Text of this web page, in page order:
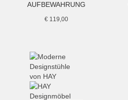
AUFBEWAHRUNG
€119,00